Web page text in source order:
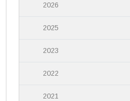
2026
2025
2023
2022
2021